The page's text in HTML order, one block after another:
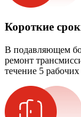
Короткие
В подавляющем
ремонт
течение 5